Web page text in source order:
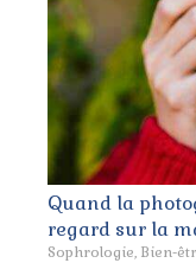
Quand la
regard sur la
Sophrologie, Bien-